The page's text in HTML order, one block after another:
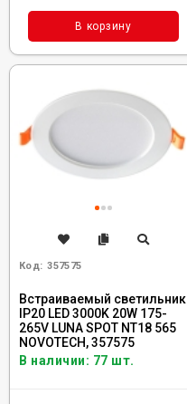
В корзину
Код: 357575
Встраиваемый светильник
IP20 LED 3000K 20W 175-
265V LUNA SPOT NT18 565
NOVOTECH, 357575
В наличии: 77 шт.